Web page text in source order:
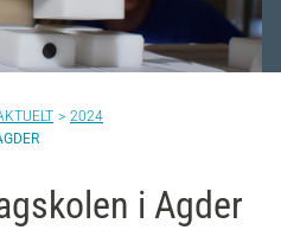
2024
i Agder